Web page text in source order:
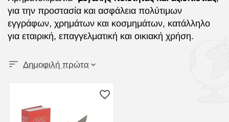
για την προστασία και ασφάλεια πολύτιμων
εγγράφων, χρημάτων και κοσμημάτων, κατάλληλο
για εταιρική, επαγγελματική και οικιακή χρήση.
Δημοφιλή πρώτα